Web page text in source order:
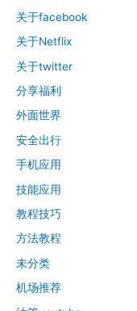
关于facebook
关于Netflix
关于twitter
分享福利
外面世界
安全出行
手机应用
技能应用
教程技巧
方法教程
未分类
机场推荐